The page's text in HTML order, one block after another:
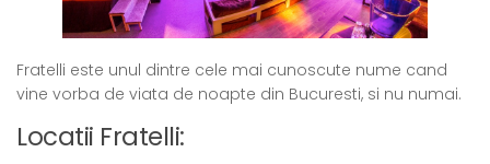
Fratelli este unul dintre cele mai cunoscute nume cand
vine vorba de viata de noapte din Bucuresti, si nu numai.
Locatii Fratelli: